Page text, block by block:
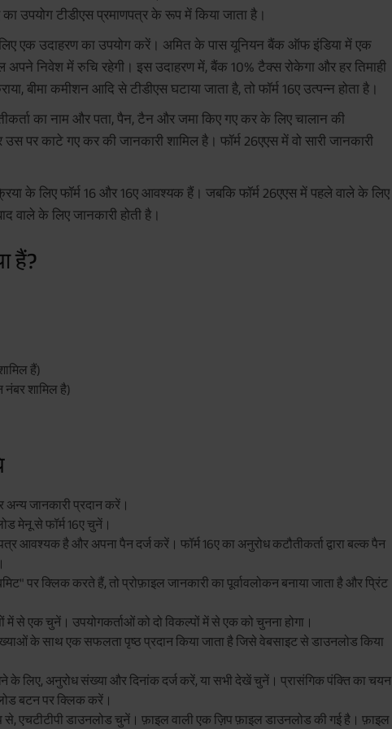
का उपयोग टीडीएस प्रमाणपत्र के रूप में किया जाता है।
एक उदाहरण का उपयोग करें। अमित के पास यूनियन बैंक ऑफ इंडिया में एक
निवेश में रुचि रहेगी। इस उदाहरण में, बैंक 10% टैक्स रोकेगा और हर तिमाही
बीमा कमीशन आदि से टीडीएस घटाया जाता है, तो फॉर्म 16ए उत्पन्न होता है।
का नाम और पता, पैन, टैन और जमा किए गए कर के लिए चालान की
पर काटे गए कर की जानकारी शामिल है। फॉर्म 26एएस में वो सारी जानकारी
के लिए फॉर्म 16 और 16ए आवश्यक हैं। जबकि फॉर्म 26एएस में पहले वाले के लिए
वाले के लिए जानकारी होती है।
हैं?
हैं)
नंबर शामिल है)
जानकारी प्रदान करें।
मेनू से फॉर्म 16ए चुनें।
आवश्यक है और अपना पैन दर्ज करें। फॉर्म 16ए का अनुरोध कटौतीकर्ता द्वारा बल्क पैन
पर क्लिक करते हैं, तो प्रोफ़ाइल जानकारी का पूर्वावलोकन बनाया जाता है और प्रिंट
से एक चुनें। उपयोगकर्ताओं को दो विकल्पों में से एक को चुनना होगा।
के साथ एक सफलता पृष्ठ प्रदान किया जाता है जिसे वेबसाइट से डाउनलोड किया
के लिए, अनुरोध संख्या और दिनांक दर्ज करें, या सभी देखें चुनें। प्रासंगिक पंक्ति का चयन
बटन पर क्लिक करें।
एचटीटीपी डाउनलोड चुनें। फ़ाइल वाली एक ज़िप फ़ाइल डाउनलोड की गई है। फ़ाइल